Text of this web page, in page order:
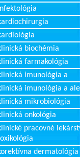
biochémia
farmakológia
imunológia a
imunológia a
mikrobiológia
onkológia
pracovné
dermatológia